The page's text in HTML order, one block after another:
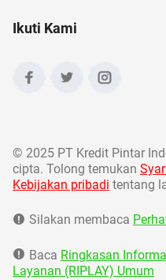
Ikuti Kami
© 2025 PT Kredit Pintar
cipta. Tolong temukan
Kebijakan pribadi tentang
Silakan membaca
Baca Ringkasan
Layanan (RIPLAY) Umum